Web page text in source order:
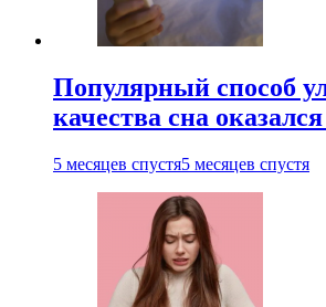
Популярный способ
качества сна
5 месяцев спустя5 месяцев спустя